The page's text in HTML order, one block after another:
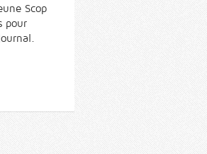
Scop
pour